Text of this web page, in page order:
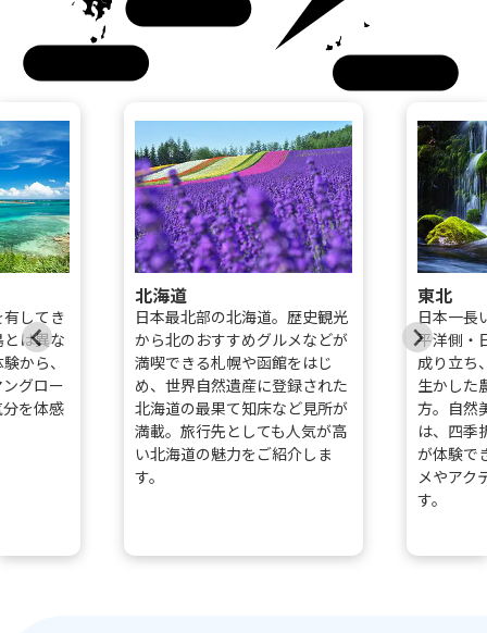
してき
は異な
から、
グロー
を体感
北海道
日本最北部の北海道。歴史観光
から北のおすすめグルメなどが
満喫できる札幌や函館をはじ
め、世界自然遺産に登録された
北海道の最果て知床など見所が
満載。旅行先としても人気が高
い北海道の魅力をご紹介しま
す。
東北
日本一長
平洋側・
成り立ち
生かした
方。自然
は、四季
が体験で
メやアク
す。